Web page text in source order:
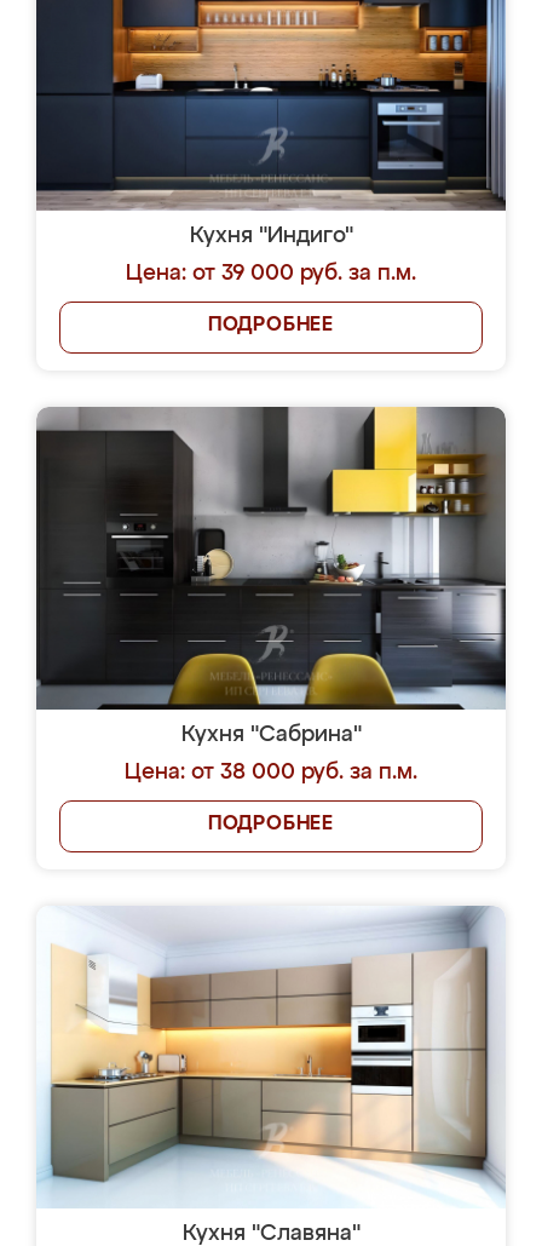
Кухня "Индиго"
Цена: от 39 000 руб. за п.м.
ПОДРОБНЕЕ
Кухня "Сабрина"
Цена: от 38 000 руб. за п.м.
ПОДРОБНЕЕ
Кухня "Славяна"